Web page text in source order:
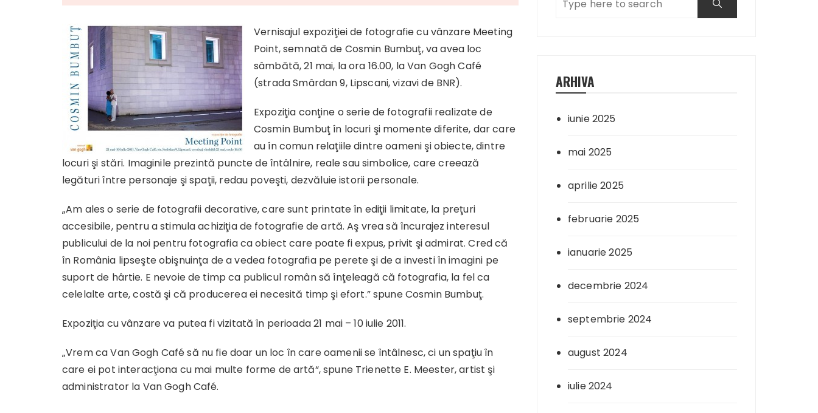
Vernisajul expoziţiei de fotografie cu vânzare Meeting
Point, semnată de Cosmin Bumbuţ, va avea loc
sâmbătă, 21 mai, la ora 16.00, la Van Gogh Café
(strada Smârdan 9, Lipscani, vizavi de BNR).
Expoziţia conţine o serie de fotografii realizate de
Cosmin Bumbuţ în locuri şi momente diferite, dar care
au în comun relaţiile dintre oameni şi obiecte, dintre
locuri şi stări. Imaginile prezintă puncte de întâlnire, reale sau simbolice, care creează
legături între personaje şi spaţii, redau poveşti, dezvăluie istorii personale.
„Am ales o serie de fotografii decorative, care sunt printate în ediţii limitate, la preţuri
accesibile, pentru a stimula achiziţia de fotografie de artă. Aş vrea să încurajez interesul
publicului de la noi pentru fotografia ca obiect care poate fi expus, privit şi admirat. Cred că
în România lipseşte obişnuinţa de a vedea fotografia pe perete şi de a investi în imagini pe
suport de hârtie. E nevoie de timp ca publicul român să înţeleagă că fotografia, la fel ca
celelalte arte, costă şi că producerea ei necesită timp şi efort.” spune Cosmin Bumbuţ.
Expoziţia cu vânzare va putea fi vizitată în perioada 21 mai – 10 iulie 2011.
„Vrem ca Van Gogh Café să nu fie doar un loc în care oamenii se întâlnesc, ci un spaţiu în
care ei pot interacţiona cu mai multe forme de artă“, spune Trienette E. Meester, artist şi
administrator la Van Gogh Café.
ARHIVA
iunie 2025
mai 2025
aprilie 2025
februarie 2025
ianuarie 2025
decembrie 2024
septembrie 2024
august 2024
iulie 2024